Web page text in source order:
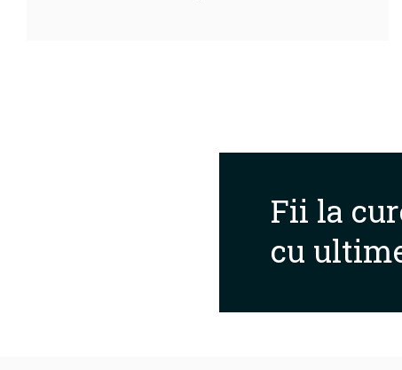
Fii la
cu